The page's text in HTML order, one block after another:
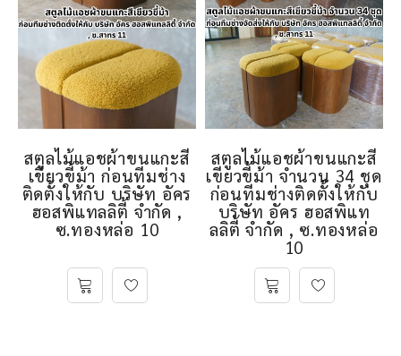
สตูลไม้แอชผ้าขนแกะสี
เขียวขี้ม้า ก่อนทีมช่าง
ติดตั้งให้กับ บริษัท อัคร
ฮอสพิแทลลิตี้ จำกัด ,
ซ.ทองหล่อ 10
สตูลไม้แอชผ้าขนแกะสี
เขียวขี้ม้า จำนวน 34 ชุด
ก่อนทีมช่างติดตั้งให้กับ
บริษัท อัคร ฮอสพิแท
ลลิตี้ จำกัด , ซ.ทองหล่อ
10